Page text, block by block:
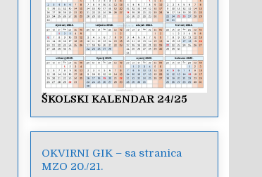
ŠKOLSKI KALENDAR 24/25
OKVIRNI GIK – sa stranica
MZO 20./21.